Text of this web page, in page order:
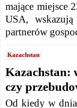
mające miejsce
USA,
partnerów
Kazachstan
Kazachstan:
czy
Od kiedy w